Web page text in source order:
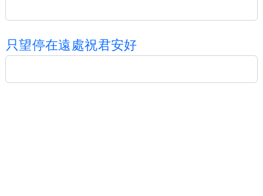
只望停在遠 處祝君安好